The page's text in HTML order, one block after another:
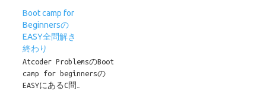
Boot camp for
Beginnersの
EASY全問解き
終わり
Atcoder ProblemsのBoot
camp for beginnersの
EASYにあるC問…